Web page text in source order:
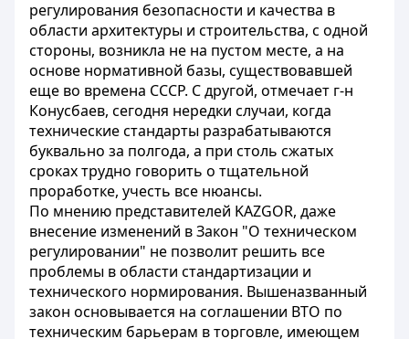
регулирования безопасности и качества в
области архитектуры и строительства, с одной
стороны, возникла не на пустом месте, а на
основе нормативной базы, существовавшей
еще во времена СССР. С другой, отмечает г-н
Конусбаев, сегодня нередки случаи, когда
технические стандарты разрабатываются
буквально за полгода, а при столь сжатых
сроках трудно говорить о тщательной
проработке, учесть все нюансы.
По мнению представителей KAZGOR, даже
внесение изменений в Закон "О техническом
регулировании" не позволит решить все
проблемы в области стандартизации и
технического нормирования. Вышеназванный
закон основывается на соглашении ВТО по
техническим барьерам в торговле, имеющем